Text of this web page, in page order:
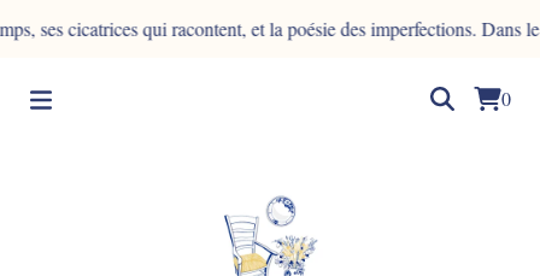
cicatrices qui racontent, et la poésie des imperfections. Dans
0